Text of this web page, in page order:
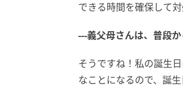
できる時間を確保して
---義父母さんは、普段
そうですね！私の誕生
なことになるので、誕